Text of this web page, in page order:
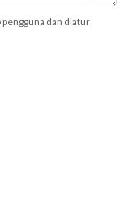
dan diatur